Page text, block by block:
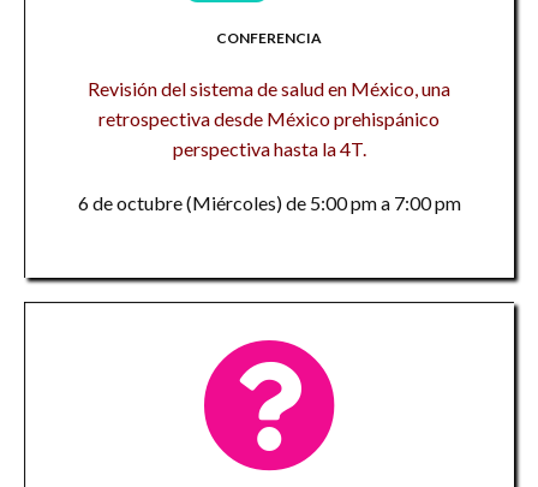
CONFERENCIA
Revisión del sistema de salud en México, una
retrospectiva desde México prehispánico
perspectiva hasta la 4T.
6 de octubre (Miércoles) de 5:00 pm a 7:00 pm